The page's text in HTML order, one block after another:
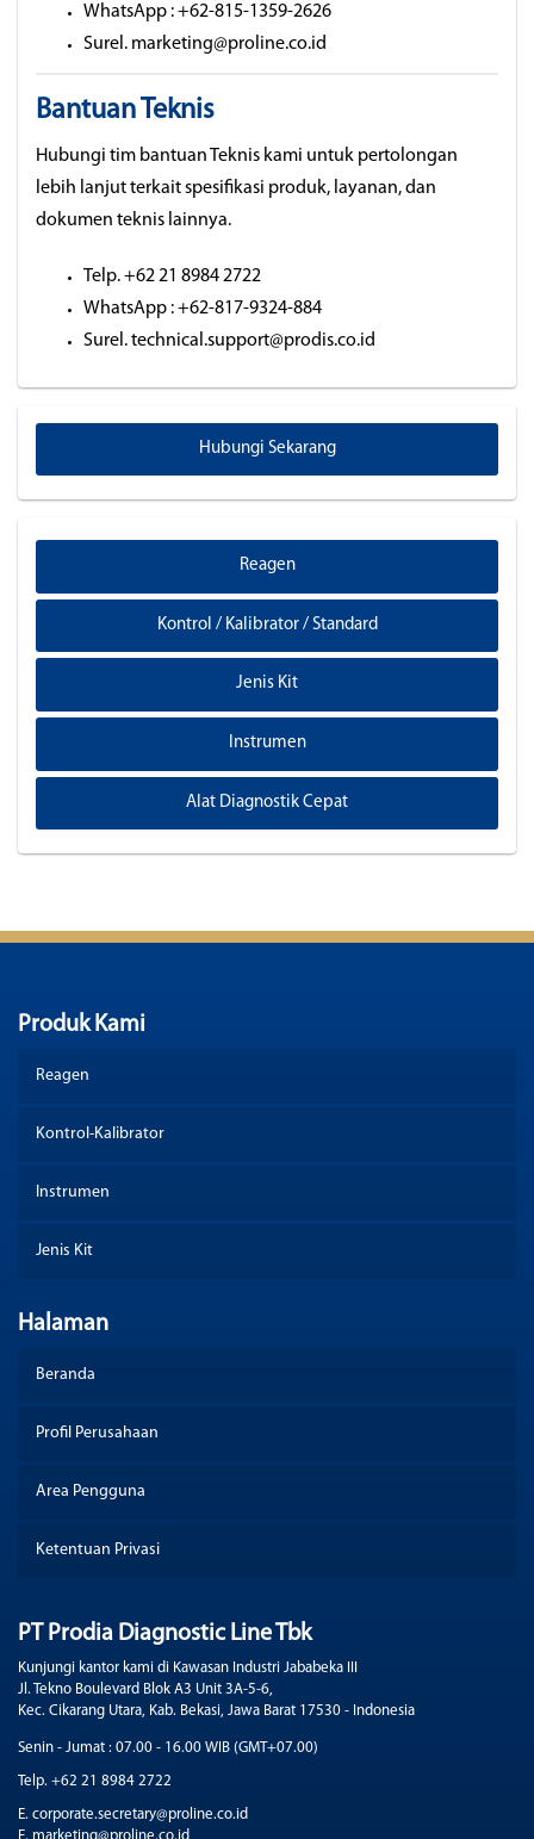
WhatsApp : +62-815-1359-2626
Surel. marketing@proline.co.id
Bantuan Teknis
Hubungi tim bantuan Teknis kami untuk pertolongan
lebih lanjut terkait spesifikasi produk, layanan, dan
dokumen teknis lainnya.
Telp. +62 21 8984 2722
WhatsApp : +62-817-9324-884
Surel. technical.support@prodis.co.id
Hubungi Sekarang
Reagen
Kontrol / Kalibrator / Standard
Jenis Kit
Instrumen
Alat Diagnostik Cepat
Produk Kami
Reagen
Kontrol-Kalibrator
Instrumen
Jenis Kit
Halaman
Beranda
Profil Perusahaan
Area Pengguna
Ketentuan Privasi
PT Prodia Diagnostic Line Tbk
Kunjungi kantor kami di Kawasan Industri Jababeka III
Jl. Tekno Boulevard Blok A3 Unit 3A-5-6,
Kec. Cikarang Utara, Kab. Bekasi, Jawa Barat 17530 - Indonesia
Senin - Jumat : 07.00 - 16.00 WIB (GMT+07.00)
Telp. +62 21 8984 2722
E. corporate.secretary@proline.co.id
E. marketing@proline.co.id